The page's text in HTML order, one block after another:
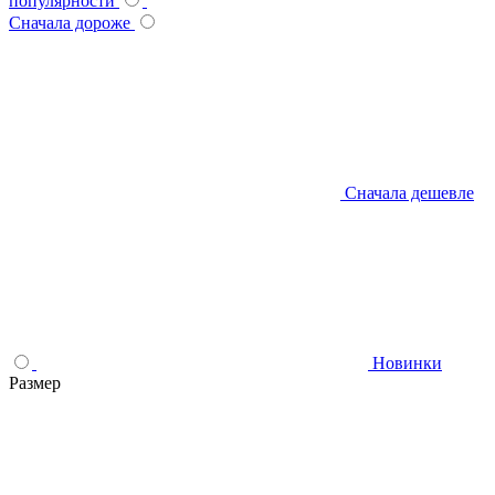
Сначала дороже
Сначала дешевле
Новинки
Размер